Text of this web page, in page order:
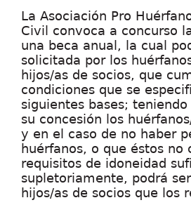
La Asociación Pro
Civil convoca a concurso
una beca anual, la cual
solicitada por los
hijos/as de socios, que
condiciones que se
siguientes bases;
su concesión los
y en el caso de no haber
huérfanos, o que éstos no
requisitos de idoneidad
supletoriamente, podrá
hijos/as de socios que los